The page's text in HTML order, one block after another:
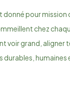
donné pour mission
chez
voir grand,
durables, humaines